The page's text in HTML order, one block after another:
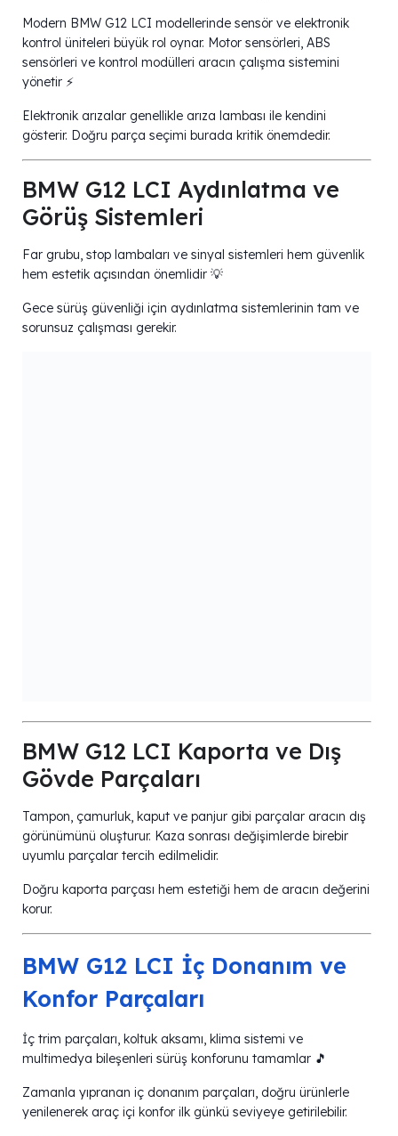
Modern BMW G12 LCI modellerinde sensör ve elektronik
kontrol üniteleri büyük rol oynar. Motor sensörleri, ABS
sensörleri ve kontrol modülleri aracın çalışma sistemini
yönetir ⚡
Elektronik arızalar genellikle arıza lambası ile kendini
gösterir. Doğru parça seçimi burada kritik önemdedir.
BMW G12 LCI Aydınlatma ve
Görüş Sistemleri
Far grubu, stop lambaları ve sinyal sistemleri hem güvenlik
hem estetik açısından önemlidir 💡
Gece sürüş güvenliği için aydınlatma sistemlerinin tam ve
sorunsuz çalışması gerekir.
BMW G12 LCI Kaporta ve Dış
Gövde Parçaları
Tampon, çamurluk, kaput ve panjur gibi parçalar aracın dış
görünümünü oluşturur. Kaza sonrası değişimlerde birebir
uyumlu parçalar tercih edilmelidir.
Doğru kaporta parçası hem estetiği hem de aracın değerini
korur.
BMW G12 LCI İç Donanım ve
Konfor Parçaları
İç trim parçaları, koltuk aksamı, klima sistemi ve
multimedya bileşenleri sürüş konforunu tamamlar 🎵
Zamanla yıpranan iç donanım parçaları, doğru ürünlerle
yenilenerek araç içi konfor ilk günkü seviyeye getirilebilir.